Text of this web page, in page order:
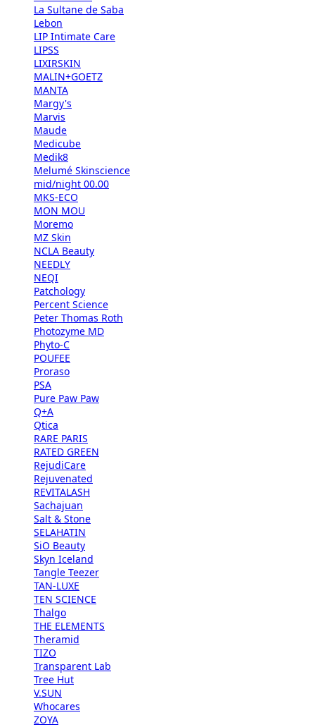
La Sultane de Saba
Lebon
LIP Intimate Care
LIPSS
LIXIRSKIN
MALIN+GOETZ
MANTA
Margy's
Marvis
Maude
Medicube
Medik8
Melumé Skinscience
mid/night 00.00
MKS-ECO
MON MOU
Moremo
MZ Skin
NCLA Beauty
NEEDLY
NEQI
Patchology
Percent Science
Peter Thomas Roth
Photozyme MD
Phyto-C
POUFEE
Proraso
PSA
Pure Paw Paw
Q+A
Qtica
RARE PARIS
RATED GREEN
RejudiCare
Rejuvenated
REVITALASH
Sachajuan
Salt & Stone
SELAHATIN
SiO Beauty
Skyn Iceland
Tangle Teezer
TAN-LUXE
TEN SCIENCE
Thalgo
THE ELEMENTS
Theramid
TIZO
Transparent Lab
Tree Hut
V.SUN
Whocares
ZOYA